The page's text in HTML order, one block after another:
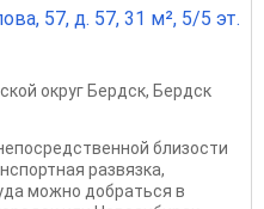
57, д. 57, 31 м², 5/5 эт.
округ Бердск, Бердск
близости
развязка,
можно добраться в